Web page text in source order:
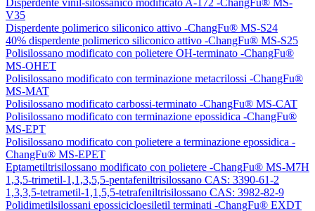
Disperdente vinil-silossanico modificato A-172 -ChangFu® MS-
V35
Disperdente polimerico siliconico attivo -ChangFu® MS-S24
40% disperdente polimerico siliconico attivo -ChangFu® MS-S25
Polisilossano modificato con polietere OH-terminato -ChangFu®
MS-OHET
Polisilossano modificato con terminazione metacrilossi -ChangFu®
MS-MAT
Polisilossano modificato carbossi-terminato -ChangFu® MS-CAT
Polisilossano modificato con terminazione epossidica -ChangFu®
MS-EPT
Polisilossano modificato con polietere a terminazione epossidica -
ChangFu® MS-EPET
Eptametiltrisilossano modificato con polietere -ChangFu® MS-M7H
1,3,5-trimetil-1,1,3,5,5-pentafeniltrisilossano CAS: 3390-61-2
1,3,3,5-tetrametil-1,1,5,5-tetrafeniltrisilossano CAS: 3982-82-9
Polidimetilsilossani epossicicloesiletil terminati -ChangFu® EXDT